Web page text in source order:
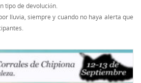
tipo de devolución.
lluvia, siempre y cuando no haya alerta que